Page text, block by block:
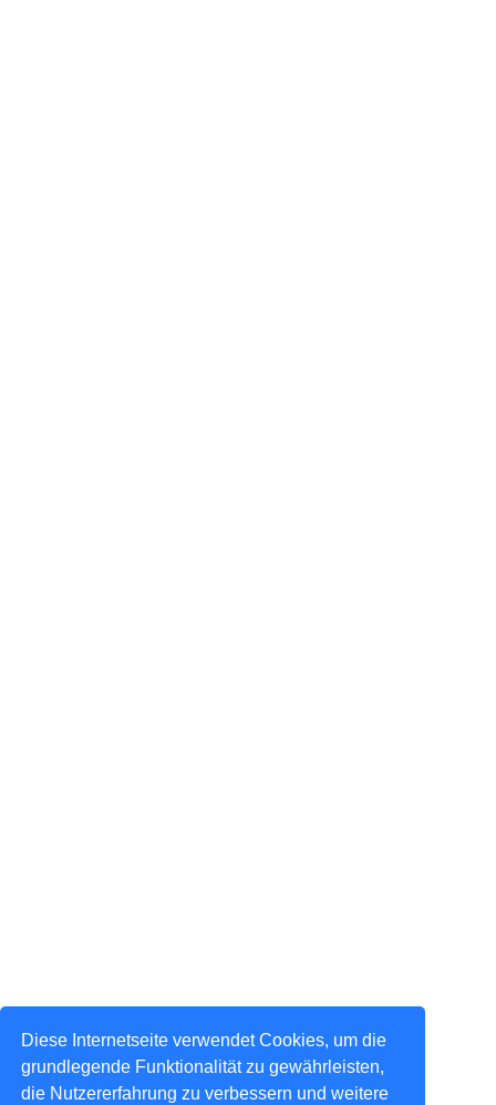
Diese Internetseite verwendet Cookies, um die
grundlegende Funktionalität zu gewährleisten,
die Nutzererfahrung zu verbessern und weitere